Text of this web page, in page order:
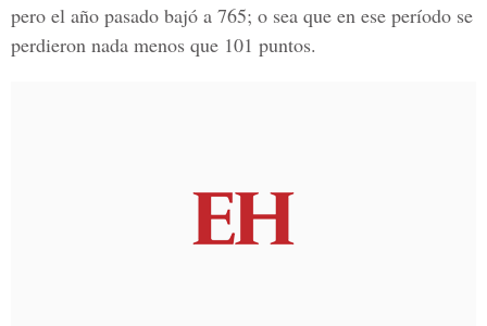
pero el año pasado bajó a 765; o sea que en ese período se
perdieron nada menos que 101 puntos.